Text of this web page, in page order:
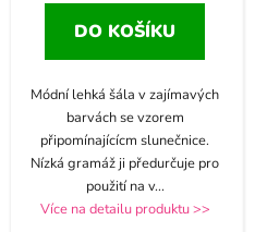
DO KOŠÍKU
Módní lehká šála v zajímavých
barvách se vzorem
připomínajícícm slunečnice.
Nízká gramáž ji předurčuje pro
použití na v...
Více na detailu produktu >>